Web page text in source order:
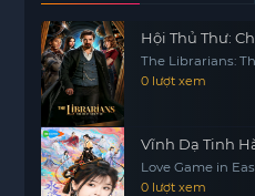
Tuy nhiên, không phải
Những mâu thuẫn và
viên nhóm làm việc bắt
phải tìm cách giải quyết
cho mối quan hệ giữa
nứt.
Hội Thủ Thư:
The Librarians:
0 lượt xem
Vĩnh Dạ Tinh
Love Game in
0 lượt xem